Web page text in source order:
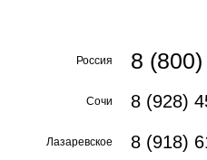
Россия 8
Сочи 8 (928)
Лазаревское 8 (918)